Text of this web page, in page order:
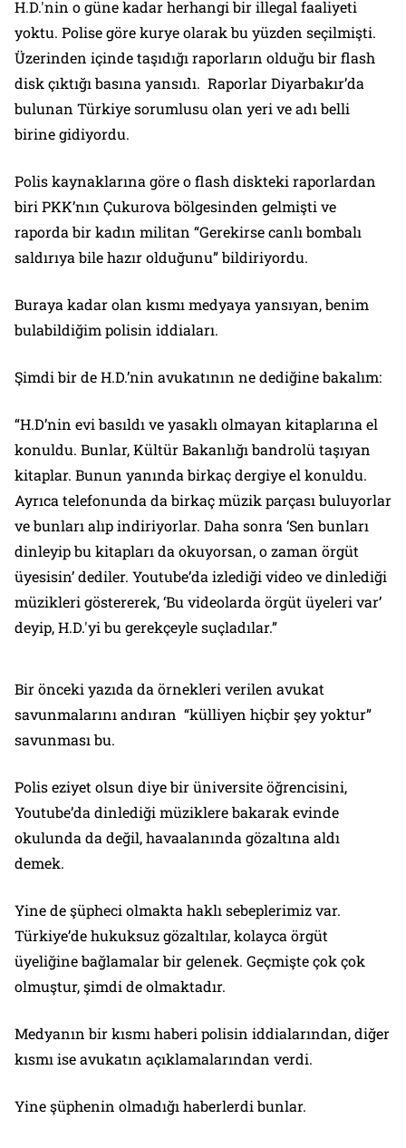
H.D.'nin o güne kadar herhangi bir illegal faaliyeti
yoktu. Polise göre kurye olarak bu yüzden seçilmişti.
Üzerinden içinde taşıdığı raporların olduğu bir flash
disk çıktığı basına yansıdı. Raporlar Diyarbakır’da
bulunan Türkiye sorumlusu olan yeri ve adı belli
birine gidiyordu.
Polis kaynaklarına göre o flash diskteki raporlardan
biri PKK’nın Çukurova bölgesinden gelmişti ve
raporda bir kadın militan “Gerekirse canlı bombalı
saldırıya bile hazır olduğunu” bildiriyordu.
Buraya kadar olan kısmı medyaya yansıyan, benim
bulabildiğim polisin iddiaları.
Şimdi bir de H.D.’nin avukatının ne dediğine bakalım:
“H.D’nin evi basıldı ve yasaklı olmayan kitaplarına el
konuldu. Bunlar, Kültür Bakanlığı bandrolü taşıyan
kitaplar. Bunun yanında birkaç dergiye el konuldu.
Ayrıca telefonunda da birkaç müzik parçası buluyorlar
ve bunları alıp indiriyorlar. Daha sonra ‘Sen bunları
dinleyip bu kitapları da okuyorsan, o zaman örgüt
üyesisin’ dediler. Youtube’da izlediği video ve dinlediği
müzikleri göstererek, ‘Bu videolarda örgüt üyeleri var’
deyip, H.D.'yi bu gerekçeyle suçladılar.”
Bir önceki yazıda da örnekleri verilen avukat
savunmalarını andıran “külliyen hiçbir şey yoktur”
savunması bu.
Polis eziyet olsun diye bir üniversite öğrencisini,
Youtube’da dinlediği müziklere bakarak evinde
okulunda da değil, havaalanında gözaltına aldı
demek.
Yine de şüpheci olmakta haklı sebeplerimiz var.
Türkiye’de hukuksuz gözaltılar, kolayca örgüt
üyeliğine bağlamalar bir gelenek. Geçmişte çok çok
olmuştur, şimdi de olmaktadır.
Medyanın bir kısmı haberi polisin iddialarından, diğer
kısmı ise avukatın açıklamalarından verdi.
Yine şüphenin olmadığı haberlerdi bunlar.